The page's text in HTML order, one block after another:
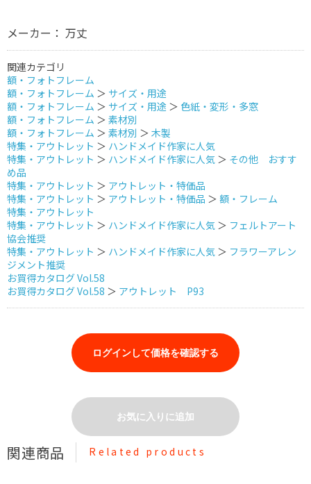
メーカー： 万丈
関連カテゴリ
額・フォトフレーム
額・フォトフレーム ＞ サイズ・用途
額・フォトフレーム ＞ サイズ・用途 ＞ 色紙・変形・多窓
額・フォトフレーム ＞ 素材別
額・フォトフレーム ＞ 素材別 ＞ 木製
特集・アウトレット ＞ ハンドメイド作家に人気
特集・アウトレット ＞ ハンドメイド作家に人気 ＞ その他 おすす
め品
特集・アウトレット ＞ アウトレット・特価品
特集・アウトレット ＞ アウトレット・特価品 ＞ 額・フレーム
特集・アウトレット
特集・アウトレット ＞ ハンドメイド作家に人気 ＞ フェルトアート
協会推奨
特集・アウトレット ＞ ハンドメイド作家に人気 ＞ フラワーアレン
ジメント推奨
お買得カタログ Vol.58
お買得カタログ Vol.58 ＞ アウトレット P93
ログインして価格を確認する
お気に入りに追加
関連商品 Related products